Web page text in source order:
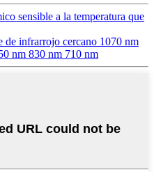
sensible a la temperatura que
de infrarrojo cercano 1070 nm
nm 830 nm 710 nm